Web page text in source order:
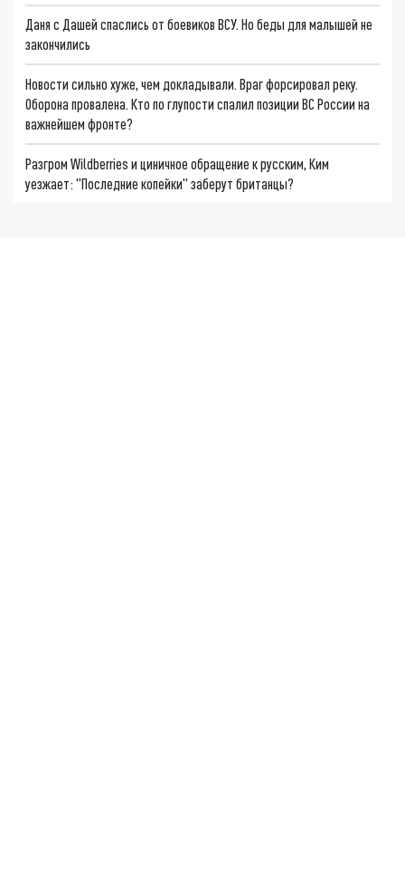
Даня с Дашей спаслись от боевиков ВСУ. Но беды для малышей не
закончились
Новости сильно хуже, чем докладывали. Враг форсировал реку.
Оборона провалена. Кто по глупости спалил позиции ВС России на
важнейшем фронте?
Разгром Wildberries и циничное обращение к русским, Ким
уезжает: "Последние копейки" заберут британцы?